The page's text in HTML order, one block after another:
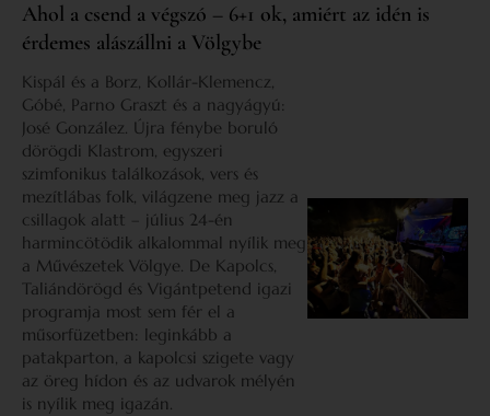
Ahol a csend a végszó – 6+1 ok, amiért az idén is
érdemes alászállni a Völgybe
Kispál és a Borz, Kollár-Klemencz,
Góbé, Parno Graszt és a nagyágyú:
José González. Újra fénybe boruló
dörögdi Klastrom, egyszeri
szimfonikus találkozások, vers és
mezítlábas folk, világzene meg jazz a
csillagok alatt – július 24-én
harmincötödik alkalommal nyílik meg
a Művészetek Völgye. De Kapolcs,
Taliándörögd és Vigántpetend igazi
programja most sem fér el a
műsorfüzetben: leginkább a
patakparton, a kapolcsi szigete vagy
az öreg hídon és az udvarok mélyén
is nyílik meg igazán.